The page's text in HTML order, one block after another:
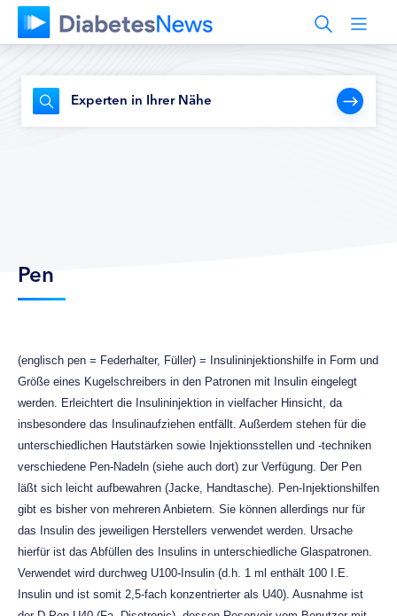
Experten in Ihrer Nähe
Pen
(englisch pen = Federhalter, Füller) = Insulininjektionshilfe in Form und
Größe eines Kugelschreibers in den Patronen mit Insulin eingelegt
werden. Erleichtert die Insulininjektion in vielfacher Hinsicht, da
insbesondere das Insulinaufziehen entfällt. Außerdem stehen für die
unterschiedlichen Hautstärken sowie Injektionsstellen und -techniken
verschiedene Pen-Nadeln (siehe auch dort) zur Verfügung. Der Pen
läßt sich leicht aufbewahren (Jacke, Handtasche). Pen-Injektionshilfen
gibt es bisher von mehreren Anbietern. Sie können allerdings nur für
das Insulin des jeweiligen Herstellers verwendet werden. Ursache
hierfür ist das Abfüllen des Insulins in unterschiedliche Glaspatronen.
Verwendet wird durchweg U100-Insulin (d.h. 1 ml enthält 100 I.E.
Insulin und ist somit 2,5-fach konzentrierter als U40). Ausnahme ist